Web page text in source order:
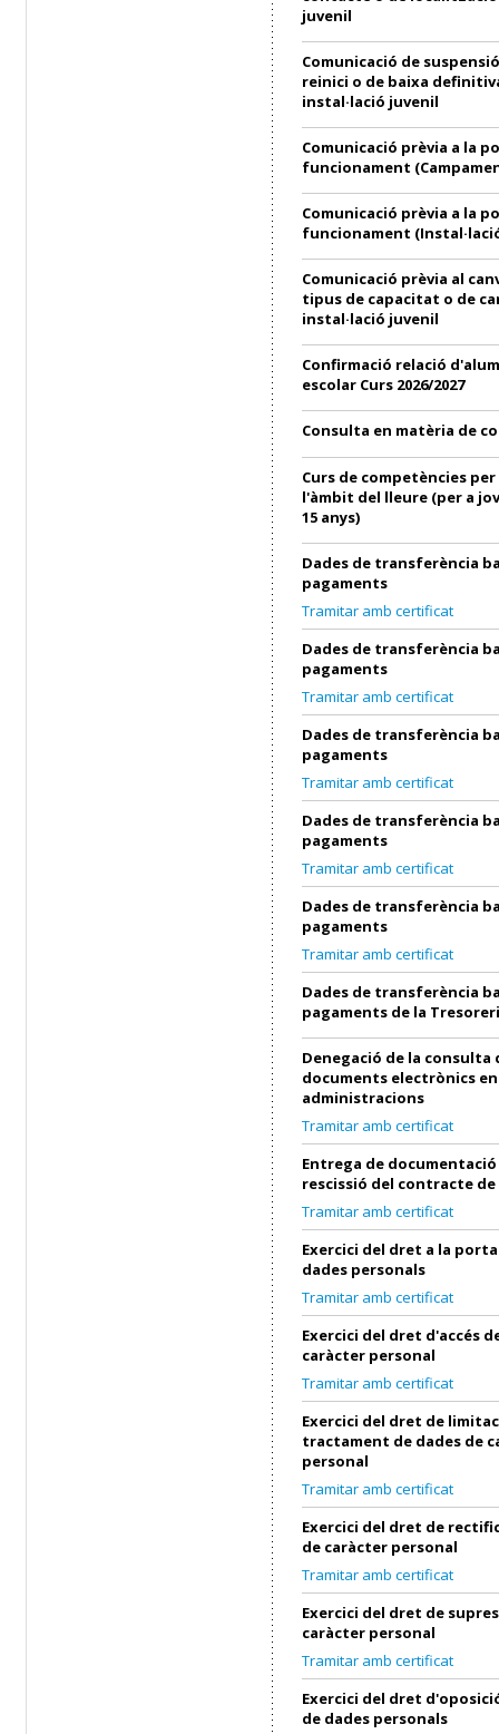
juvenil
Comunicació de
reinici o de baixa
instal·lació juvenil
Comunicació prèvia a la
funcionament
Comunicació prèvia a la
funcionament
Comunicació prèvia al
tipus de capacitat o de
instal·lació juvenil
Confirmació relació
escolar Curs 2026/2027
Consulta en matèria de
Curs de competències
l'àmbit del lleure (per a
15 anys)
Dades de transferència
pagaments
Tramitar amb certificat
Dades de transferència
pagaments
Tramitar amb certificat
Dades de transferència
pagaments
Tramitar amb certificat
Dades de transferència
pagaments
Tramitar amb certificat
Dades de transferència
pagaments
Tramitar amb certificat
Dades de transferència
pagaments de la
Denegació de la consulta
documents electrònics
administracions
Tramitar amb certificat
Entrega de documentació
rescissió del contracte
Tramitar amb certificat
Exercici del dret a la
dades personals
Tramitar amb certificat
Exercici del dret d'accés
caràcter personal
Tramitar amb certificat
Exercici del dret de
tractament de dades de
personal
Tramitar amb certificat
Exercici del dret de
de caràcter personal
Tramitar amb certificat
Exercici del dret de
caràcter personal
Tramitar amb certificat
Exercici del dret
de dades personals